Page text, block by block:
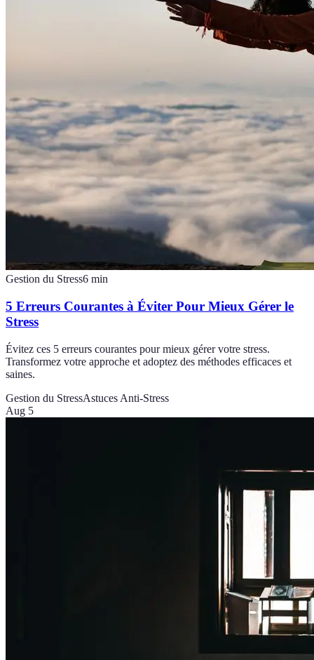
Gestion du Stress6 min
5 Erreurs Courantes à Éviter Pour Mieux Gérer le
Stress
Évitez ces 5 erreurs courantes pour mieux gérer votre stress.
Transformez votre approche et adoptez des méthodes efficaces et
saines.
Gestion du StressAstuces Anti-Stress
Aug 5